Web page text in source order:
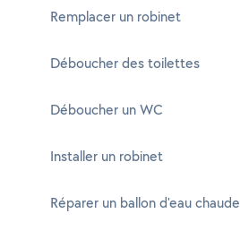
Remplacer un robinet
Déboucher des toilettes
Déboucher un WC
Installer un robinet
Réparer un ballon d'eau chaude